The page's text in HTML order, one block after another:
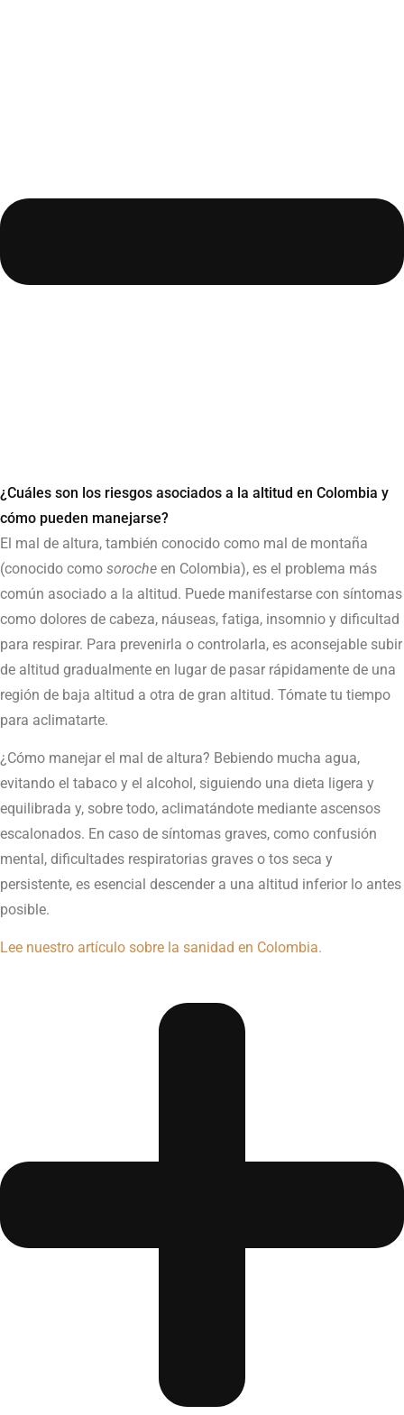
¿Cuáles son los riesgos asociados a la altitud en Colombia y
cómo pueden manejarse?
El mal de altura, también conocido como mal de montaña
(conocido como soroche en Colombia), es el problema más
común asociado a la altitud. Puede manifestarse con síntomas
como dolores de cabeza, náuseas, fatiga, insomnio y dificultad
para respirar. Para prevenirla o controlarla, es aconsejable subir
de altitud gradualmente en lugar de pasar rápidamente de una
región de baja altitud a otra de gran altitud. Tómate tu tiempo
para aclimatarte.
¿Cómo manejar el mal de altura? Bebiendo mucha agua,
evitando el tabaco y el alcohol, siguiendo una dieta ligera y
equilibrada y, sobre todo, aclimatándote mediante ascensos
escalonados. En caso de síntomas graves, como confusión
mental, dificultades respiratorias graves o tos seca y
persistente, es esencial descender a una altitud inferior lo antes
posible.
Lee nuestro artículo sobre la sanidad en Colombia.